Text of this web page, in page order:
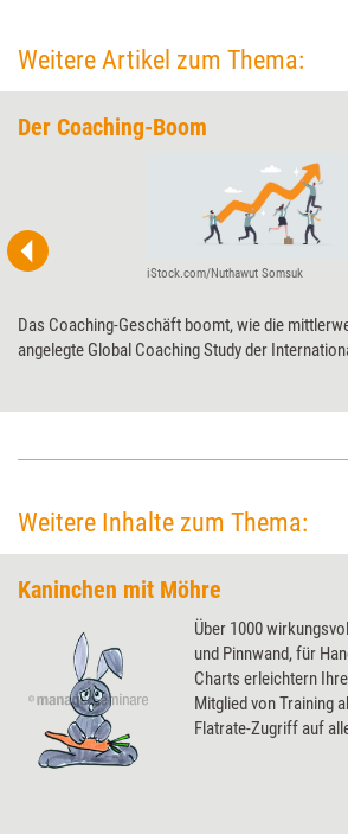
Weitere Artikel zum Thema:
Der Coaching-Boom
iStock.com/Nuthawut Somsuk
Das Coaching-Geschäft boomt, wie die
angelegte Global Coaching Study der
Weitere Inhalte zum Thema:
Kaninchen mit Möhre
Über 1000
und Pinnwand, für
Charts erleichtern
Mitglied von Training
Flatrate-Zugriff auf